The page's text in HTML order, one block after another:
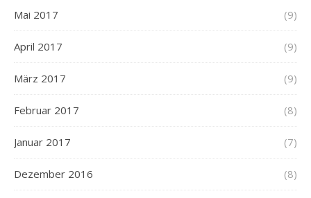
Mai 2017 (9)
April 2017 (9)
März 2017 (9)
Februar 2017 (8)
Januar 2017 (7)
Dezember 2016 (8)